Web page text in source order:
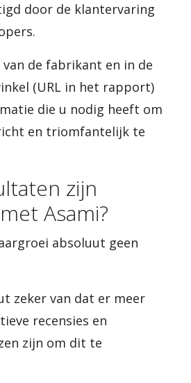
door de klantervaring
de fabrikant en in de
(URL in het rapport)
die u nodig heeft om
en triomfantelijk te
zijn
Asami?
absoluut geen
zeker van dat er meer
recensies en
zijn om dit te